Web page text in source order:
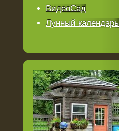
ВидеоСад
Лунный календарь